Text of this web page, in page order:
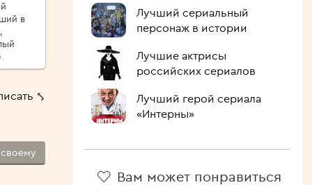
в
⤣
Лучший сериальный
персонаж в истории
Лучшие актрисы
российских сериалов
Лучший герой сериала
«Интерны»
Вам может понравиться